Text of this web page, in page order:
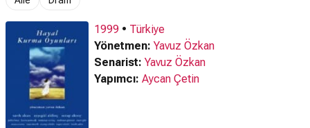
1999 • Türkiye
Yönetmen: Yavuz Özkan
Senarist: Yavuz Özkan
Yapımcı: Aycan Çetin